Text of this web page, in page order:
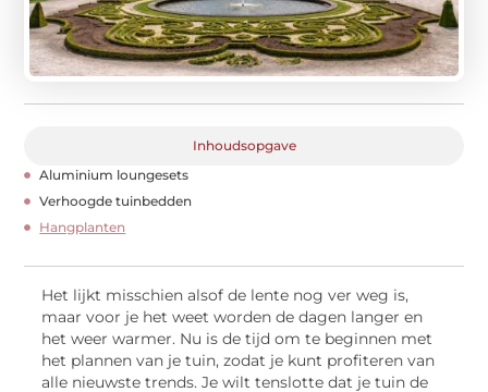
Inhoudsopgave
Aluminium loungesets
Verhoogde tuinbedden
Hangplanten
Het lijkt misschien alsof de lente nog ver weg is,
maar voor je het weet worden de dagen langer en
het weer warmer. Nu is de tijd om te beginnen met
het plannen van je tuin, zodat je kunt profiteren van
alle nieuwste trends. Je wilt tenslotte dat je tuin de